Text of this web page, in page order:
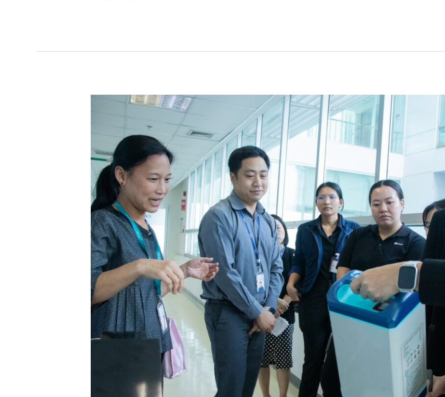
2026.07.21
เสนอ
ความ
ก้าวหน้า
โครงการ
แบตเตอรี่
มาตรฐาน
ต่อย
อด
สู่
ภาคี
เครือ
ความ